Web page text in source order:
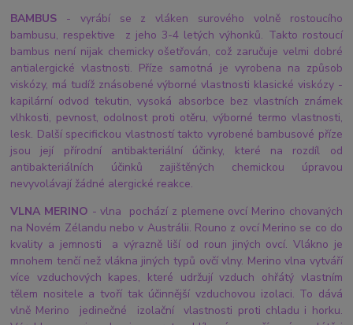
BAMBUS - vyrábí se z vláken surového volně rostoucího
bambusu, respektive z jeho 3-4 letých výhonků. Takto rostoucí
bambus není nijak chemicky ošetřován, což zaručuje velmi dobré
antialergické vlastnosti. Příze samotná je vyrobena na způsob
viskózy, má tudíž znásobené výborné vlastnosti klasické viskózy -
kapilární odvod tekutin, vysoká absorbce bez vlastních známek
vlhkosti, pevnost, odolnost proti otěru, výborné termo vlastnosti,
lesk. Další specifickou vlastností takto vyrobené bambusové příze
jsou její přírodní antibakteriální účinky, které na rozdíl od
antibakteriálních účinků zajištěných chemickou úpravou
nevyvolávají žádné alergické reakce.
VLNA MERINO - vlna pochází z plemene ovcí Merino chovaných
na Novém Zélandu nebo v Austrálii. Rouno z ovcí Merino se co do
kvality a jemnosti a výrazně liší od roun jiných ovcí. Vlákno je
mnohem tenčí než vlákna jiných typů ovčí vlny. Merino vlna vytváří
více vzduchových kapes, které udržují vzduch ohřátý vlastním
tělem nositele a tvoří tak účinnější vzduchovou izolaci. To dává
vlně Merino jedinečné izolační vlastnosti proti chladu i horku.